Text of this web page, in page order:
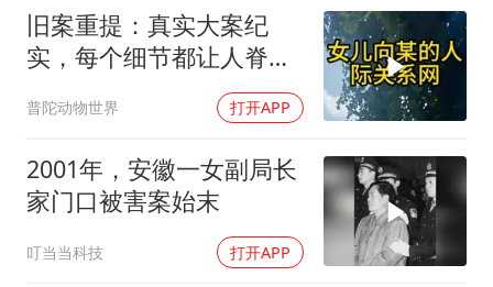
旧案重提：真实大案纪
实，每个细节都让人脊背
普陀动物世界 打开APP
2001年，安徽一女副局长
家门口被害案始末
叮当当科技 打开APP